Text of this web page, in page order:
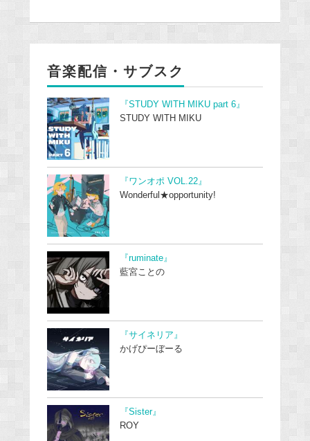
音楽配信・サブスク
『STUDY WITH MIKU part 6』
STUDY WITH MIKU
『ワンオポ VOL.22』
Wonderful★opportunity!
『ruminate』
藍宮ことの
『サイネリア』
かげぴーぼーる
『Sister』
ROY